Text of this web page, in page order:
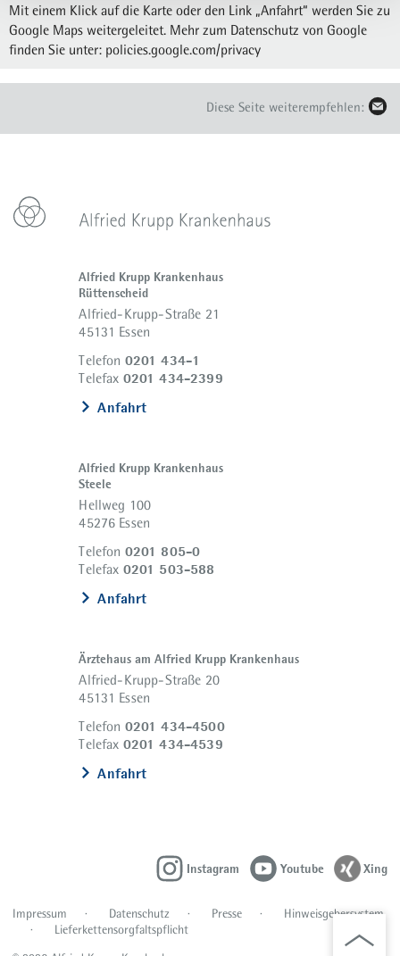
Mit einem Klick auf die Karte oder den Link „Anfahrt“ werden Sie zu
Google Maps weitergeleitet. Mehr zum Datenschutz von Google
finden Sie unter: policies.google.com/privacy
Diese Seite weiterempfehlen:
Alfried Krupp Krankenhaus
Rüttenscheid
Alfried-Krupp-Straße 21
45131 Essen
Telefon 0201 434-1
Telefax 0201 434-2399
Anfahrt
Alfried Krupp Krankenhaus
Steele
Hellweg 100
45276 Essen
Telefon 0201 805-0
Telefax 0201 503-588
Anfahrt
Ärztehaus am Alfried Krupp Krankenhaus
Alfried-Krupp-Straße 20
45131 Essen
Telefon 0201 434-4500
Telefax 0201 434-4539
Anfahrt
Impressum Datenschutz Presse
Hinweisgebersystem
Lieferkettensorgfaltspflicht
Instagram Youtube Xing